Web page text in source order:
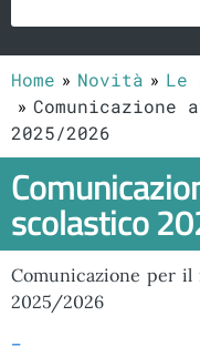
Home Novità
Le
2025/2026
scolastico
Comunicazione per il
2025/2026
–